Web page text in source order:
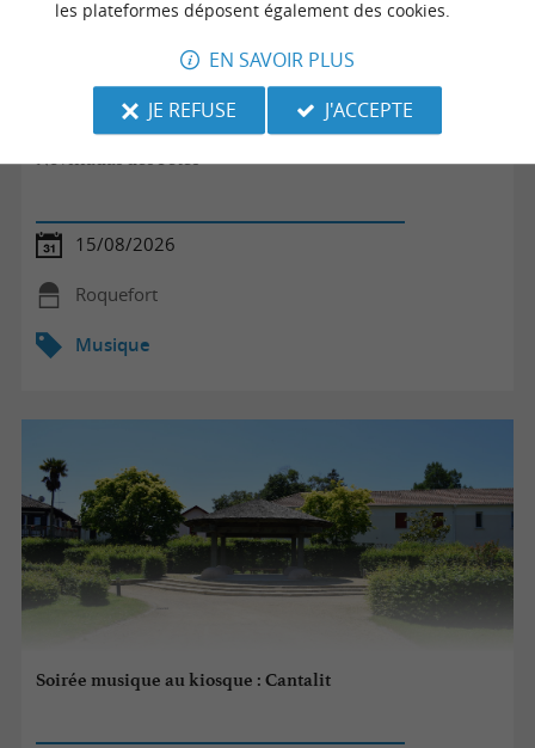
Novilladas des Fêtes
15/08/2026
Roquefort
Musique
Soirée musique au kiosque : Cantalit
les plateformes déposent également des cookies.
EN SAVOIR PLUS
JE REFUSE
J'ACCEPTE